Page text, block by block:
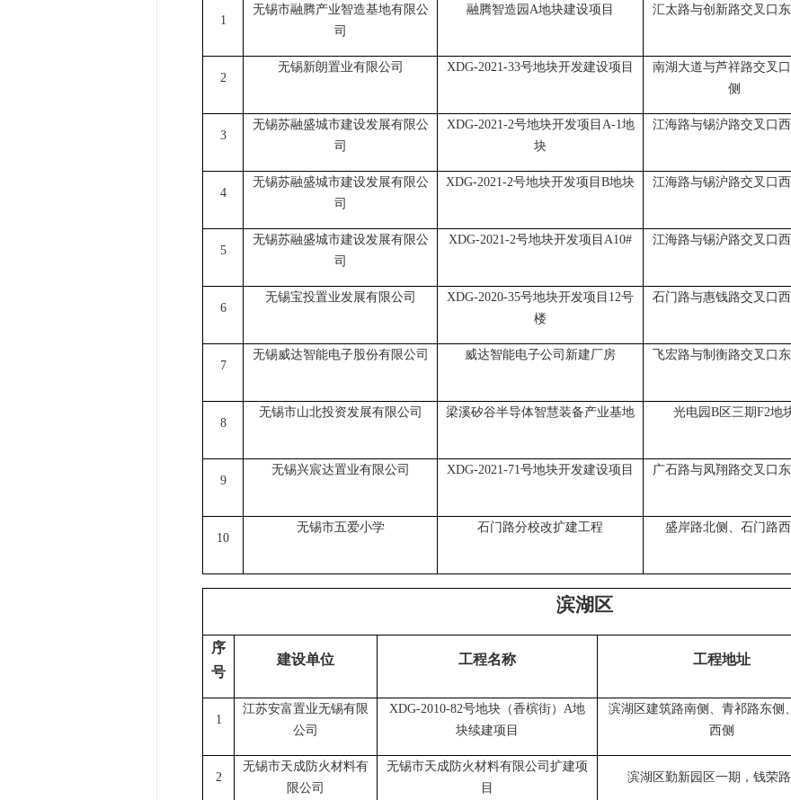
1
无锡市融腾产业智造基地有限公
司
融腾智造园 A地块建设项目 汇太路与创新路交叉口
2
无锡新朗置业有限公司 XDG-2021-33号地块开发建设项目
南湖大道与芦祥路交叉
侧
3
无锡苏融盛城市建设发展有限公
司
XDG-2021-2号地块开发项目A-1地
块
江海路与锡沪路交叉口
4
无锡苏融盛城市建设发展有限公
司
XDG-2021-2号地块开发项目B地块 江海路与锡沪路交叉口
5
无锡苏融盛城市建设发展有限公
司
XDG-2021-2号地块开发项目A10# 江海路与锡沪路交叉口
6
无锡宝投置业发展有限公司
XDG-2020-35号地块开发项目12号
楼
石门路与惠钱路交叉口
7
无锡威达智能电子股份有限公司 威达智能电子公司新建厂房 飞宏路与制衡路交叉口
8
无锡市山北投资发展有限公司 梁溪矽谷半导体智慧装备产业基地 光电园 B区三期F2地
9
无锡兴宸达置业有限公司 XDG-2021-71号地块开发建设项目 广石路与凤翔路交叉口
10
无锡市五爱小学 石门路分校改扩建工程 盛岸路北侧、石门路西
滨湖区
序
号
建设单位 工程名称 工程地址
1
江苏安富置业无锡有限
公司
XDG-2010-82号地块（香槟街）A地
块续建项目
滨湖区建筑路南侧、青祁路东侧
西侧
2
无锡市天成防火材料有
限公司
无锡市天成防火材料有限公司扩建项
目
滨湖区勤新园区一期，钱荣